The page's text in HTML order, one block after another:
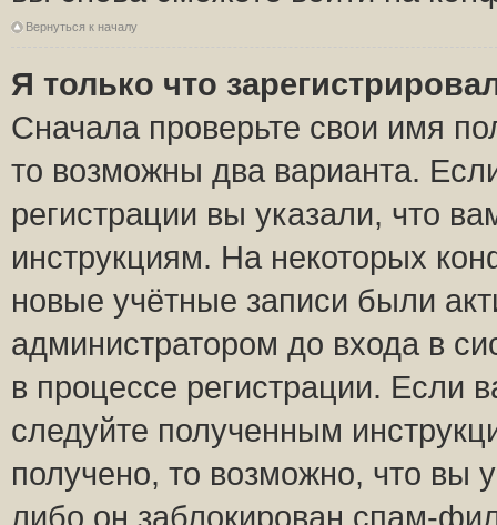
Вернуться к началу
Я только что
Сначала проверьте свои имя
то возможны два варианта.
регистрации вы указали, что
инструкциям. На некоторых
новые учётные записи были
администратором до входа в
в процессе регистрации.
следуйте полученным
получено, то возможно, что вы
либо он заблокирован спам-